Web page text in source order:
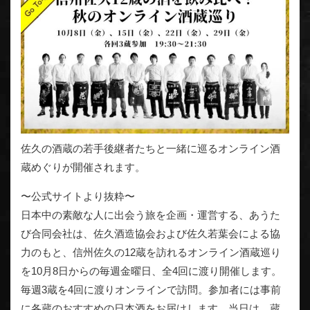
佐久の酒蔵の若手後継者たちと一緒に巡るオンライン酒
蔵めぐりが開催されます。
〜公式サイトより抜粋〜
日本中の素敵な人に出会う旅を企画・運営する、あうた
び合同会社は、佐久酒造協会および佐久若葉会による協
力のもと、信州佐久の12蔵を訪れるオンライン酒蔵巡り
を10月8日からの毎週金曜日、全4回に渡り開催します。
毎週3蔵を4回に渡りオンラインで訪問。参加者には事前